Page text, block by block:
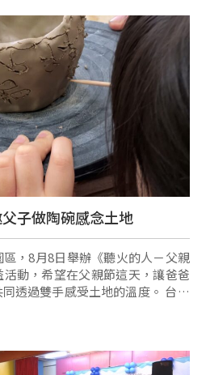
子做陶碗感念土地
，8月8日舉辦《聽火的人－父親
動，希望在父親節這天，讓爸爸
過雙手感受土地的溫度。 台東
執行長 廖夏子：「這次的公益活